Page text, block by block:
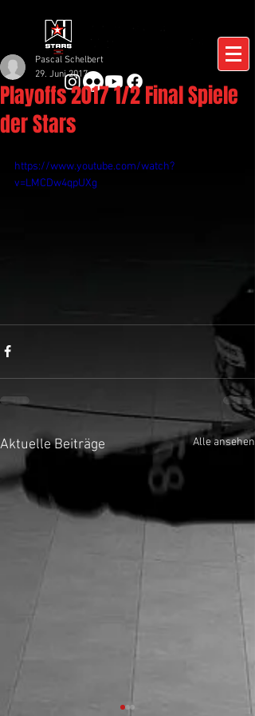
Playoffs 2017 1/2 Final Spiele
der Stars
Pascal Schelbert
29. Juni 2017
https://www.youtube.com/watch?
v=LMCDw4qpUXg
Aktuelle Beiträge Alle ansehen